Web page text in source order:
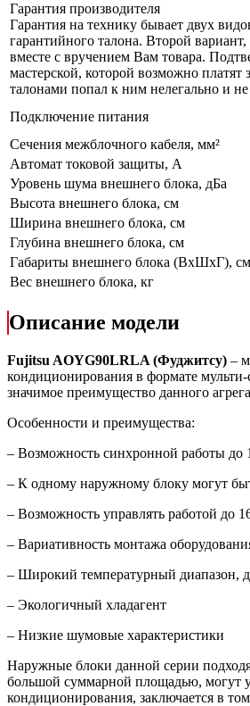
Гарантия производителя
Гарантия на технику бывает двух
гарантийного талона. Второй
вместе с вручением Вам товара.
мастерской, которой возможно
талонами попал к ним нелегально и не
Подключение питания
Сечения межблочного кабеля, мм²
Автомат токовой защиты, А
Уровень шума внешнего блока, дБа
Высота внешнего блока, см
Ширина внешнего блока, см
Глубина внешнего блока, см
Габариты внешнего блока (ВхШхГ), см
Вес внешнего блока, кг
Описание модели
Fujitsu AOYG90LRLA (Фуджитсу) –
кондиционирования в формате
значимое преимущество данного
Особенности и преимущества:
– Возможность синхронной работы до
– К одному наружному блоку могут
– Возможность управлять работой до
– Вариативность монтажа
– Широкий температурный диапазон,
– Экологичный хладагент
– Низкие шумовые характеристики
Наружные блоки данной серии
большой суммарной площадью, могут
кондиционирования, заключается в